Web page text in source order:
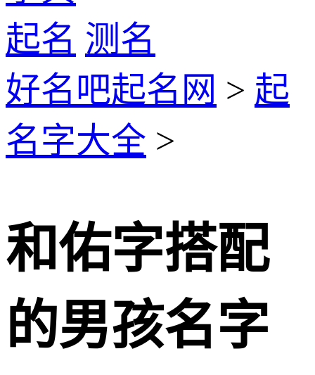
起名 测名
好名吧起名网 > 起
名字大全 >
和佑字搭配
的男孩名字